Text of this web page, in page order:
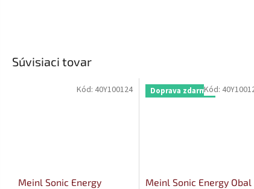
Súvisiaci tovar
Meinl Sonic Energy
Kód: 40Y100124 Doprava zdarma
Meinl Sonic Energy Obal
Kód: